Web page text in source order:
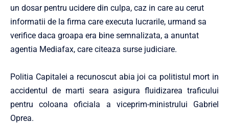
un dosar pentru ucidere din culpa, caz in care au cerut
informatii de la firma care executa lucrarile, urmand sa
verifice daca groapa era bine semnalizata, a anuntat
agentia Mediafax, care citeaza surse judiciare.
Politia Capitalei a recunoscut abia joi ca politistul mort in
accidentul de marti seara asigura fluidizarea traficului
pentru coloana oficiala a viceprim-ministrului Gabriel
Oprea.